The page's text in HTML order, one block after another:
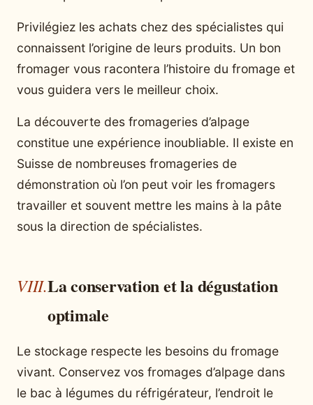
Privilégiez les achats chez des spécialistes qui
connaissent l’origine de leurs produits. Un bon
fromager vous racontera l’histoire du fromage et
vous guidera vers le meilleur choix.
La découverte des fromageries d’alpage
constitue une expérience inoubliable. Il existe en
Suisse de nombreuses fromageries de
démonstration où l’on peut voir les fromagers
travailler et souvent mettre les mains à la pâte
sous la direction de spécialistes.
La conservation et la dégustation
optimale
Le stockage respecte les besoins du fromage
vivant. Conservez vos fromages d’alpage dans
le bac à légumes du réfrigérateur, l’endroit le